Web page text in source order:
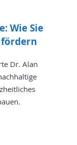
Wie Sie
Dr. Alan